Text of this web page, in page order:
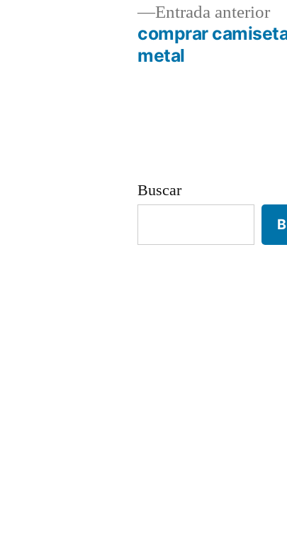
Navegación
Entrada anterior
comprar
metal
Buscar